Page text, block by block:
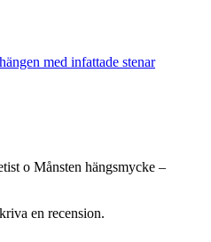
med infattade stenar
o Månsten hängsmycke –
en recension.